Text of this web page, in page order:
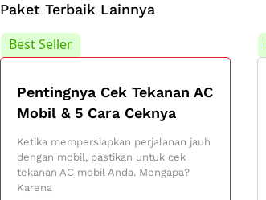
Paket Terbaik Lainnya
Best Seller
Pentingnya Cek Tekanan AC
Mobil & 5 Cara Ceknya
Ketika mempersiapkan perjalanan jauh
dengan mobil, pastikan untuk cek
tekanan AC mobil Anda. Mengapa?
Karena